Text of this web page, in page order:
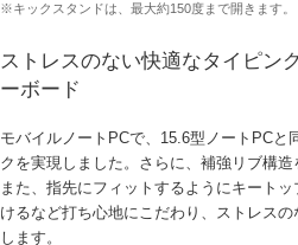
※キックスタンドは、最大約150度まで開きます。
ストレスのない快適なタイピン
ーボード
モバイルノートPCで、15.6型ノートPCと
クを実現しました。さらに、補強リブ構造
また、指先にフィットするようにキート
けるなど打ち心地にこだわり、ストレス
します。